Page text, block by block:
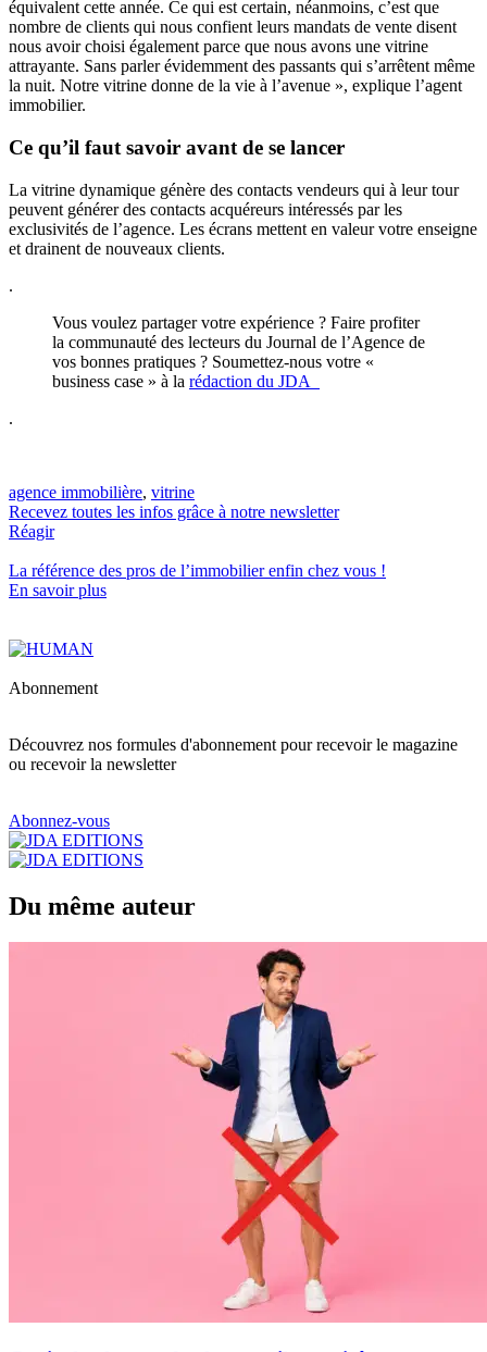
équivalent cette année. Ce qui est certain, néanmoins, c’est que
nombre de clients qui nous confient leurs mandats de vente disent
nous avoir choisi également parce que nous avons une vitrine
attrayante. Sans parler évidemment des passants qui s’arrêtent même
la nuit. Notre vitrine donne de la vie à l’avenue », explique l’agent
immobilier.
Ce qu’il faut savoir avant de se lancer
La vitrine dynamique génère des contacts vendeurs qui à leur tour
peuvent générer des contacts acquéreurs intéressés par les
exclusivités de l’agence. Les écrans mettent en valeur votre enseigne
et drainent de nouveaux clients.
.
Vous voulez partager votre expérience ? Faire profiter
la communauté des lecteurs du Journal de l’Agence de
vos bonnes pratiques ? Soumettez-nous votre «
business case » à la rédaction du JDA
.
agence immobilière, vitrine
Recevez toutes les infos grâce à notre newsletter
Réagir
La référence des pros de l’immobilierenfin chez vous !
En savoir plus
Abonnement
Découvrez nos formules d'abonnement pour recevoir le magazine
ou recevoir la newsletter
Abonnez-vous
Du même auteur